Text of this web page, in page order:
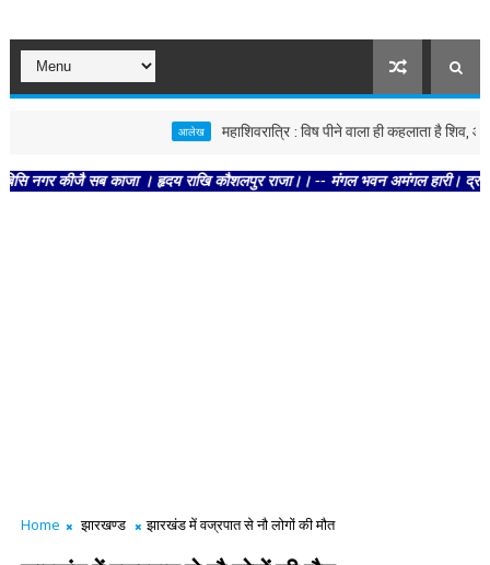
महाशिवरात्रि : विष पीने वाला ही कहलाता है शिव, आज के
कीजै सब काजा । हृदय राखि कौशलपुर राजा।। -- मंगल भवन अमंगल हारी। द्रवहु
Home झारखण्ड झारखंड में वज्रपात से नौ लोगों की मौत